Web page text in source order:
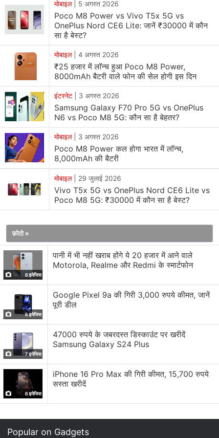
हफ्ते पहले रोलआउट किया गया था।
प्रभावित हुए कई यूजर्स ने Poco India को इन समस्याओं के बारे में
सूचनादेने के लिए ट्विटर की मदद ली है।
कुछ यूजर्स ने रिपोर्ट किया है कि पोको फोन का कैमरा अब काम नहीं कर
रहा है। कुछ यूजर्स ने
की टचस्क्रीन के साथ समस्या का
सामना करने का दावा किया है। और कुछ यूजर्स स्‍लो चार्जिंग से जूझ रहे
हैं।
sir i am using poco x2 near about 1.6 year date
was 21march 2020. after updating 12.5.6 my
phone camera dead after few weeks another
issue showing that my poco x2 touch screen
also dead. sir what should i do now#poco
indian#pocosupporter#pococompany#dead
pic.twitter.com/MYRbttpvbe
— DRAG FF (@DRAGFF8)
पोको के ऑफ‍िशियल Poco Support अकाउंट ने MIUI 12.5.6
अपडेट को इंस्टॉल करने के बाद आ रही परेशानियों से जुड़े कुछ ट्वीट्स
काजवाबदिया है। हालांकि इसने अभी तक कोई ठोस डिटेल्‍स नहीं दी
है।
Camera not working on Poco X2 getting black
screen. Basic troubleshooting is already done
मोबाइल| 5 अगस्त 2026
Poco M8 Power vs Vivo T5x 5G vs
OnePlus Nord CE6 Lite: जानें ₹30000 में कौन
सा है बेस्ट?
मोबाइल| 4 अगस्त 2026
₹25 हजार में लॉन्च हुआ Poco M8 Power,
8000mAh बैटरी वाले फोन की सेल होगी इस दिन
इंटरनेट 3 अगस्त 2026
Samsung Galaxy F70 Pro 5G vs OnePlus
N6 vs Poco M8 5G: कौन सा है बेहतर?
मोबाइल| 3 अगस्त 2026
Poco M8 Power कल होगा भारत में लॉन्च,
8,000mAh की बैटरी
मोबाइल| 29 जुलाई 2026
Vivo T5x 5G vs OnePlus Nord CE6 Lite vs
Poco M8 5G: ₹30000 में कौन सा है बेस्ट?
फ़ोटो »
6 इमेजिस
पानी में भी नहीं खराब होंगे ये 20 हजार में आने वाले
Motorola, Realme और Redmi के स्मार्टफोन
6 इमेजिस
Google Pixel 9a की गिरी 3,000 रुपये कीमत, जानें
पूरी डील
7 इमेजिस
47000 रुपये के जबरदस्त डिस्काउंट पर खरीदें
Samsung Galaxy S24 Plus
6 इमेजिस
iPhone 16 Pro Max की गिरी कीमत, 15,700 रुपये
सस्ता खरीदें
Popular on Gadgets